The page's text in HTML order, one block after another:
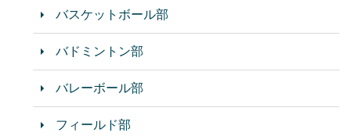
バスケットボール部
バドミントン部
バレーボール部
フィールド部